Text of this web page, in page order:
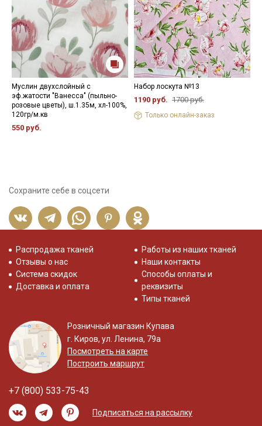
Муслин двухслойный с
эф.жатости "Ванесса" (пыльно-
розовые цветы), ш.1.35м, хл-100%,
120гр/м.кв
550 руб.
Набор лоскута №13
1190 руб. 1700 руб.
Только онлайн-заказ
Сохраните себе в соцсети
Распродажа тканей
Отзывы о нас
Система скидок
Доставка и оплата
Работы из наших тканей
Наши контакты
Способы оплаты и
реквизиты
Типы тканей
Розничный магазин Купава
г. Киров, ул. Ленина, 79а
Посмотреть на карте
Построить маршрут
+7 (800) 533-75-43
Подписаться на рассылку